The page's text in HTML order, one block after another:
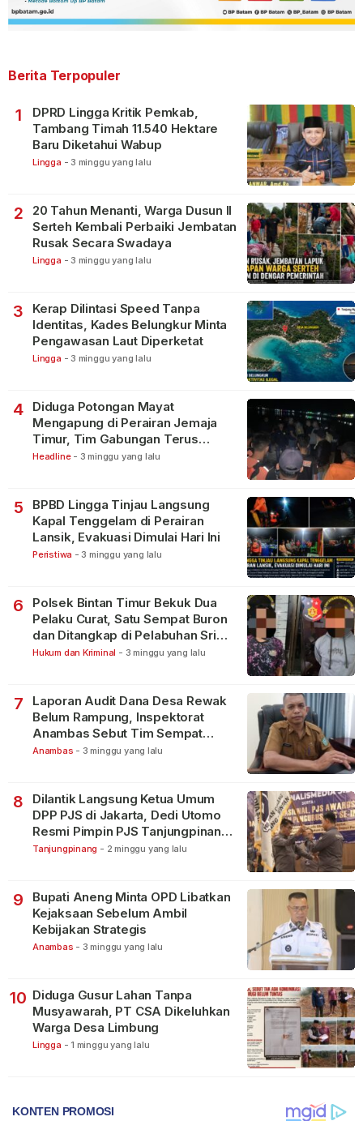
Berita Terpopuler
1
DPRD Lingga Kritik Pemkab,
Tambang Timah 11.540 Hektare
Baru Diketahui Wabup
Lingga - 3 minggu yang lalu
2
20 Tahun Menanti, Warga Dusun II
Serteh Kembali Perbaiki Jembatan
Rusak Secara Swadaya
Lingga - 3 minggu yang lalu
3
Kerap Dilintasi Speed Tanpa
Identitas, Kades Belungkur Minta
Pengawasan Laut Diperketat
Lingga - 3 minggu yang lalu
4
Diduga Potongan Mayat
Mengapung di Perairan Jemaja
Timur, Tim Gabungan Terus
Lakukan Pencarian
Headline - 3 minggu yang lalu
5
BPBD Lingga Tinjau Langsung
Kapal Tenggelam di Perairan
Lansik, Evakuasi Dimulai Hari Ini
Peristiwa - 3 minggu yang lalu
6
Polsek Bintan Timur Bekuk Dua
Pelaku Curat, Satu Sempat Buron
dan Ditangkap di Pelabuhan Sri
Bintan Pura
Hukum dan Kriminal - 3 minggu yang lalu
7
Laporan Audit Dana Desa Rewak
Belum Rampung, Inspektorat
Anambas Sebut Tim Sempat
Terbagi Tangani Kasus Lain
Anambas - 3 minggu yang lalu
8
Dilantik Langsung Ketua Umum
DPP PJS di Jakarta, Dedi Utomo
Resmi Pimpin PJS Tanjungpinang-
Bintan
Tanjungpinang - 2 minggu yang lalu
9
Bupati Aneng Minta OPD Libatkan
Kejaksaan Sebelum Ambil
Kebijakan Strategis
Anambas - 3 minggu yang lalu
10 Diduga Gusur Lahan Tanpa
Musyawarah, PT CSA Dikeluhkan
Warga Desa Limbung
Lingga - 1 minggu yang lalu